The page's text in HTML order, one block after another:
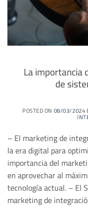
La importancia
de
POSTED ON 08/03/2024
– El marketing de
la era digital para
importancia del
en aprovechar al
tecnología actual. – El
marketing de